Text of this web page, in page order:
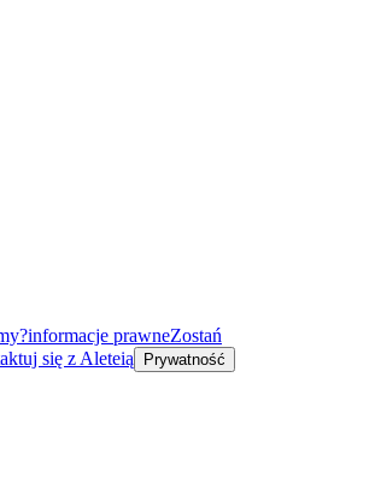
informacje prawneZostań
się z Aleteią Prywatność